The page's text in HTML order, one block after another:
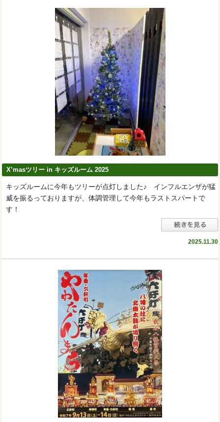
X’masツリー in キッズルーム 2025
キッズルームに今年もツリーが点灯しました♪ インフルエンザが猛
威を振るっておりますが、体調管理して今年もラストスパートで
す！
2025.11.30